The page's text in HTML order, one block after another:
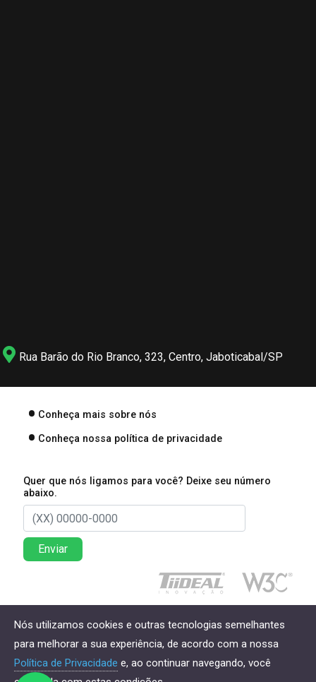
Rua Barão do Rio Branco, 323, Centro, Jaboticabal/SP
Conheça mais sobre nós
Conheça nossa política de privacidade
Quer que nós ligamos para você? Deixe seu número
abaixo.
Enviar
Direitos reservados à Lima Associados Contabilidade
Empresarial - 2026
Nós utilizamos cookies e outras tecnologias semelhantes
para melhorar a sua experiência, de acordo com a nossa
Política de Privacidade e, ao continuar navegando, você